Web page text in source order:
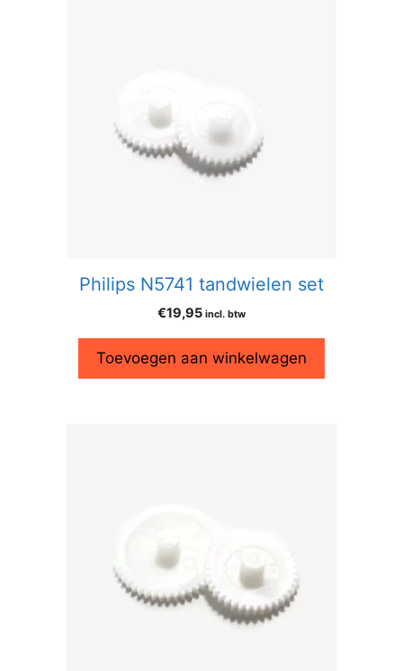
Philips N5741 tandwielen set
€19,95 incl. btw
Toevoegen aan winkelwagen